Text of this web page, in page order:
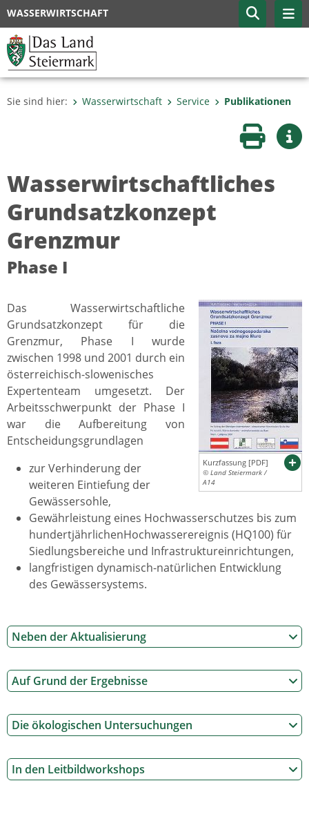
WASSERWIRTSCHAFT
Sie sind hier: Wasserwirtschaft Service Publikationen
Seite
Wasserwirtschaftliches
Grundsatzkonzept
Grenzmur
Phase I
Kurzfassung [PDF]
© Land Steiermark /
A14
Das Wasserwirtschaftliche
Grundsatzkonzept für die
Grenzmur, Phase I wurde
zwischen 1998 und 2001 durch ein
österreichisch-slowenisches
Expertenteam umgesetzt. Der
Arbeitsschwerpunkt der Phase I
war die Aufbereitung von
Entscheidungsgrundlagen
zur Verhinderung der
weiteren Eintiefung der
Gewässersohle,
Gewährleistung eines Hochwasserschutzes bis zum
hundertjährlichenHochwasserereignis (HQ100) für
Siedlungsbereiche und Infrastruktureinrichtungen,
langfristigen dynamisch-natürlichen Entwicklung
des Gewässersystems.
Neben der Aktualisierung
Auf Grund der Ergebnisse
Die ökologischen Untersuchungen
In den Leitbildworkshops